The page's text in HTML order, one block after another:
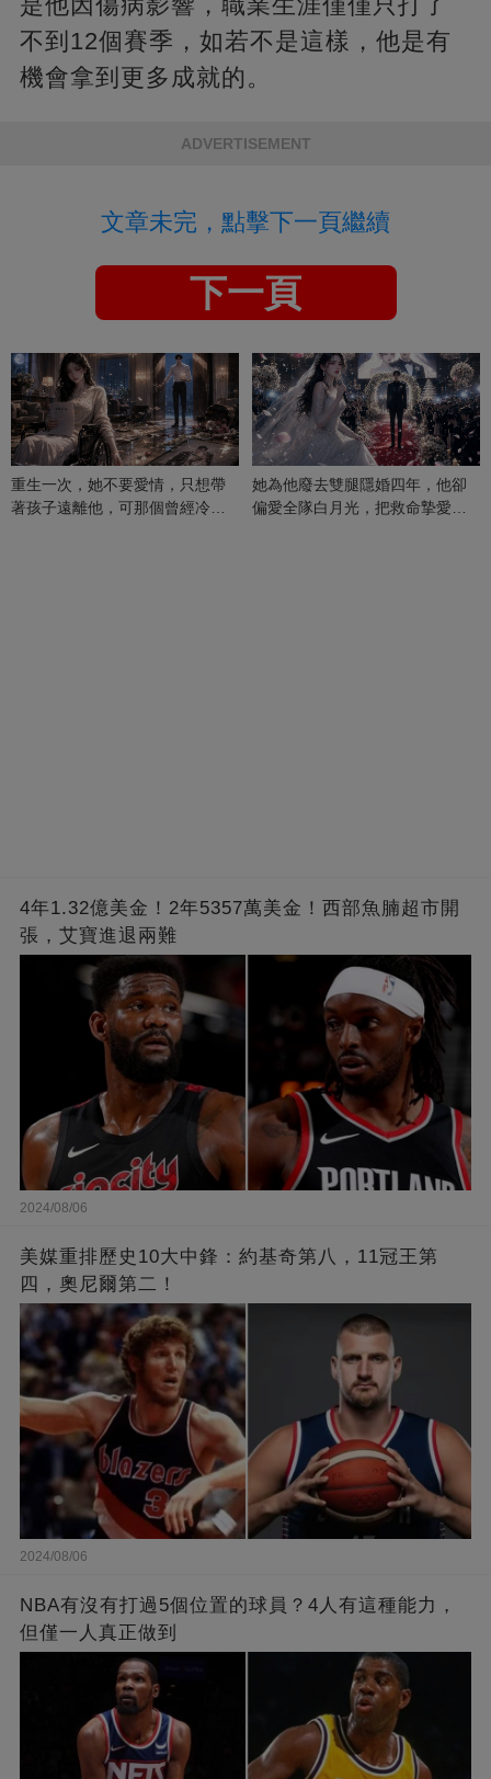
不到12個賽季，如若不是這樣，他是有
機會拿到更多成就的。
ADVERTISEMENT
文章未完，點擊下一頁繼續
下一頁
重生一次，她不要愛情，只想帶
著孩子遠離他，可那個曾經冷漠
她為他廢去雙腿隱婚四年，他卻
偏愛全隊白月光，把救命摯愛當
4年1.32億美金！2年5357萬美金！西部魚腩超市開
張，艾寶進退兩難
2024/08/06
美媒重排歷史10大中鋒：約基奇第八，11冠王第
四，奧尼爾第二！
2024/08/06
NBA有沒有打過5個位置的球員？4人有這種能力，
但僅一人真正做到